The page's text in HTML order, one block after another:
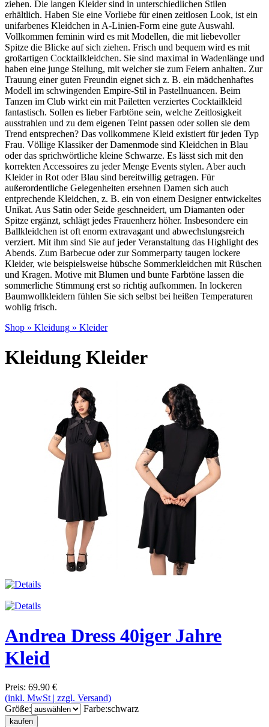
ziehen. Die langen Kleider sind in unterschiedlichen Stilen
erhältlich. Haben Sie eine Vorliebe für einen zeitlosen Look, ist ein
unifarbenes Kleidchen in A-Linien-Form eine gute Auswahl.
Vollkommen feminin wird es mit Modellen, die mit liebevoller
Spitze die Blicke auf sich ziehen. Frisch und bequem wird es mit
großartigen Cocktailkleidchen. Sie sind maximal in Wadenlänge und
haben eine junge Stellung, mit welcher sie zum Feiern anhalten. Zur
Trauung einer guten Freundin eignet sich z. B. ein mädchenhaftes
Modell im schwingenden Empire-Stil in Pastellnuancen. Beim
Tanzen im Club wirkt ein mit Pailetten verziertes Cocktailkleid
fantastisch. Sollen es lieber Farbtöne sein, welche Zeitlosigkeit
ausstrahlen und zu dem eigenen Teint passen oder sollen sie dem
Trend entsprechen? Das vollkommene Kleid existiert für jeden Typ
Frau. Völlige Klassiker der Damenmode sind Kleidchen in Blau
oder das sprichwörtliche kleine Schwarze. Es lässt sich mit den
korrekten Accessoires zu jeder Menge Events stylen. Aber auch
Kleider in Rot oder Blau sind bereitwillig getragen. Für
außerordentliche Gelegenheiten ersehnen Damen sich auch
entprechende Kleidchen, z. B. ein von einem Designer entwickeltes
Unikat. Aus Satin oder Seide geschneidert, um Diamanten oder
Spitze ergänzt, schlägt jedes Frauenherz höher. Insbesondere ein
Ballkleidchen ist oft enorm extravagant und abwechslungsreich
verziert. Mit ihm sind Sie auf jeder Veranstaltung das Highlight des
Abends. Zum Barbecue oder zur Sommerparty taugen lockere
Kleider, wie beispielsweise hübsche Sommerkleidchen mit Rüschen
und Kragen. Motive mit Blumen und bunte Farbtöne lassen die
sommerliche Stimmung erst so richtig aufkommen. In lockeren
Baumwollkleidern fühlen Sie sich selbst bei heißen Temperaturen
wohlig frisch.
Shop » Kleidung » Kleider
Kleidung Kleider
Andrea Dress 40iger Jahre
Kleid
Preis: 69.90 €
(inkl. MwSt | zzgl. Versand)
Größe:
Farbe:schwarz
kaufen